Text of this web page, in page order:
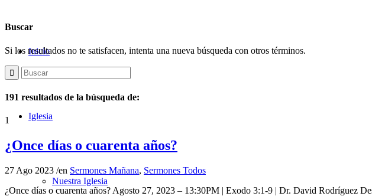
Inicio
Iglesia
Nuestra Iglesia
Buscar
Si los resultados no te satisfacen, intenta una nueva búsqueda con otros términos.
191 resultados de la búsqueda de:
1
¿Once días o cuarenta años?
27 Ago 2023 /en Sermones Mañana, Sermones Todos
¿Once días o cuarenta años? Agosto 27, 2023 – 13:30PM | Exodo 3:1-9 | Dr. David Rodríguez